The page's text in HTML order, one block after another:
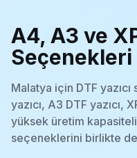
A4, A3 ve
Seçenekleri
Malatya için DTF yazıcı
yazıcı, A3 DTF yazıcı,
yüksek üretim
seçeneklerini birlikte